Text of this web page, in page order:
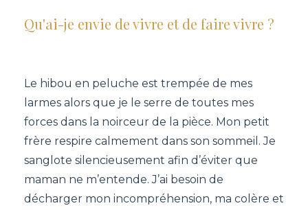
Qu'ai-je envie de vivre et de faire vivre ?
Le hibou en peluche est trempée de mes
larmes alors que je le serre de toutes mes
forces dans la noirceur de la pièce. Mon petit
frère respire calmement dans son sommeil. Je
sanglote silencieusement afin d’éviter que
maman ne m’entende. J’ai besoin de
décharger mon incompréhension, ma colère et